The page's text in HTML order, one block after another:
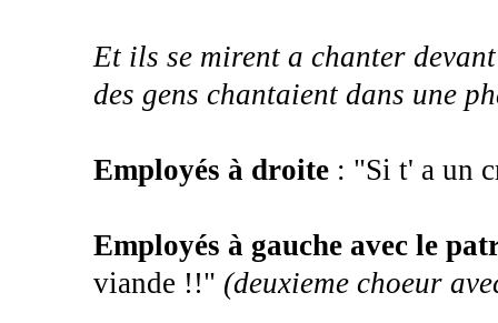
Et ils se mirent a chanter
des gens chantaient dans une
Employés à droite: "Si t' a un
Employés à gauche avec le
viande !!" (deuxieme choeur